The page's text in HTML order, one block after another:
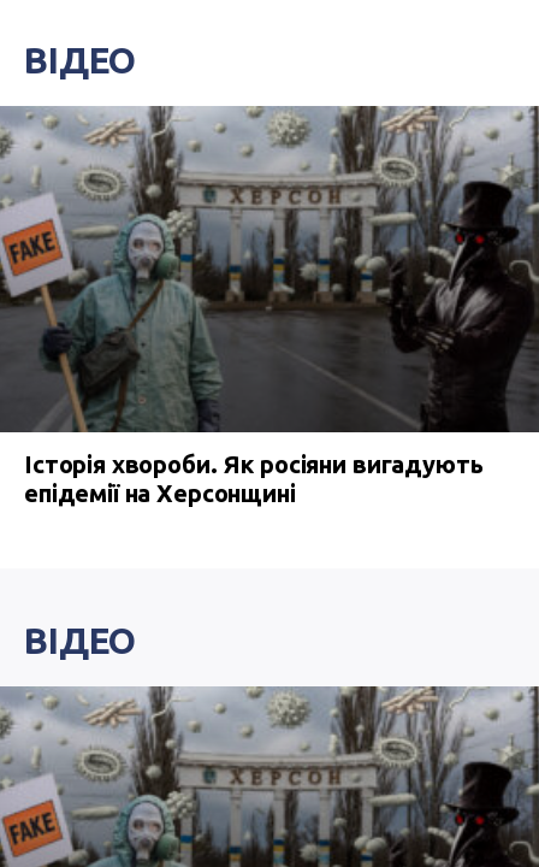
ВІДЕО
Історія хвороби. Як росіяни вигадують
епідемії на Херсонщині
ВІДЕО